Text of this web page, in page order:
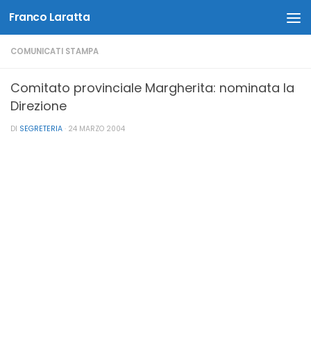
Salta al contenuto
Franco Laratta
COMUNICATI STAMPA
Comitato provinciale Margherita: nominata la
Direzione
DI SEGRETERIA · 24 MARZO 2004